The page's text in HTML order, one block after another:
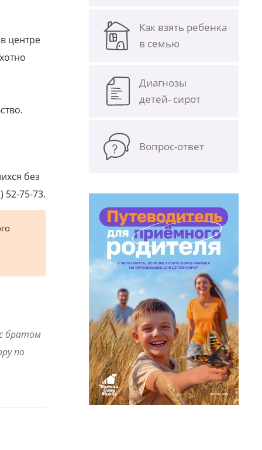
центре
без
52-75-73.
братом
по
Как взять ребенка
в семью
Диагнозы
детей- сирот
Вопрос-ответ